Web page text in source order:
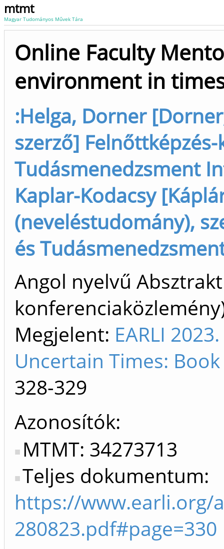
mtmt
Magyar Tudományos Művek Tára
Online Faculty
environment in
:Helga, Dorner
szerző]
Tudásmenedzsment
Kaplar-Kodacsy
(neveléstudomány),
és
Angol nyelvű
Megjelent: EARLI
Uncertain Times:
328-329
Azonosítók
MTMT: 34273713
Teljes dokumentum:
https://www.earli.org/
280823.pdf#page=330